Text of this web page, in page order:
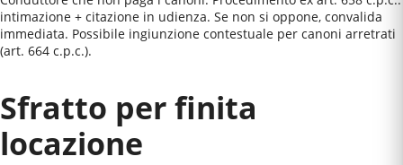
intimazione + citazione in udienza. Se non si oppone, convalida
immediata. Possibile ingiunzione contestuale per canoni arretrati
(art. 664 c.p.c.).
Sfratto per finita
locazione